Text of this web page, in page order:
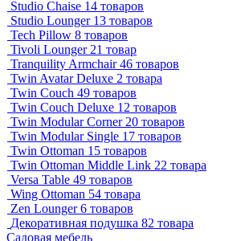
Studio Chaise 14 товаров
Studio Lounger 13 товаров
Tech Pillow 8 товаров
Tivoli Lounger 21 товар
Tranquility Armchair 46 товаров
Twin Avatar Deluxe 2 товара
Twin Couch 49 товаров
Twin Couch Deluxe 12 товаров
Twin Modular Corner 20 товаров
Twin Modular Single 17 товаров
Twin Ottoman 15 товаров
Twin Ottoman Middle Link 22 товара
Versa Table 49 товаров
Wing Ottoman 54 товара
Zen Lounger 6 товаров
Декоративная подушка 82 товара
Садовая мебель